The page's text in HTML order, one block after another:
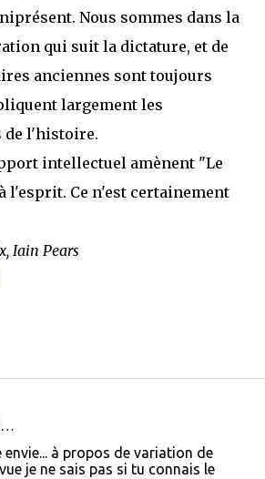
Nous sommes dans la
qui suit la dictature, et de
anciennes sont toujours
largement les
de l'histoire.
intellectuel amènent "Le
l'esprit. Ce n'est certainement
Iain Pears
envie... à propos de variation de
je ne sais pas si tu connais le